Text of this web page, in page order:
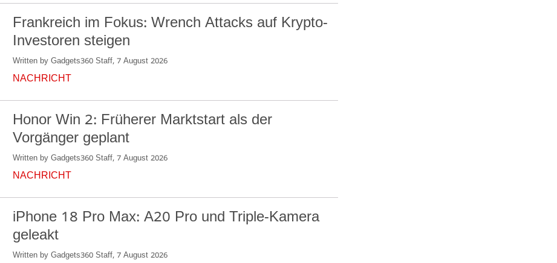
Frankreich im Fokus: Wrench Attacks auf Krypto-
Investoren steigen
Written by Gadgets360 Staff, 7 August 2026
NACHRICHT
Honor Win 2: Früherer Marktstart als der
Vorgänger geplant
Written by Gadgets360 Staff, 7 August 2026
NACHRICHT
iPhone 18 Pro Max: A20 Pro und Triple-Kamera
geleakt
Written by Gadgets360 Staff, 7 August 2026